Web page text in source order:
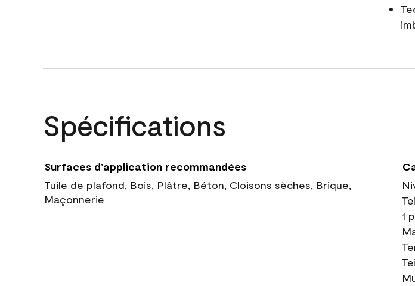
Spécifications
Surfaces d’application recommandées
Tuile de plafond, Bois, Plâtre, Béton, Cloisons sèches, Brique,
Maçonnerie
1